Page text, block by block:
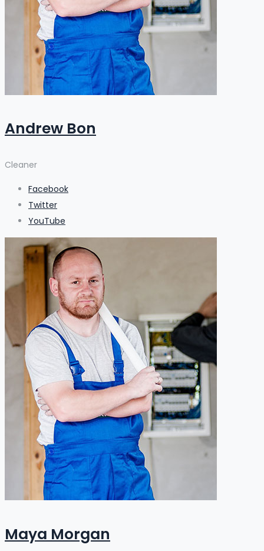
Andrew Bon
Cleaner
Facebook
Twitter
YouTube
Maya Morgan